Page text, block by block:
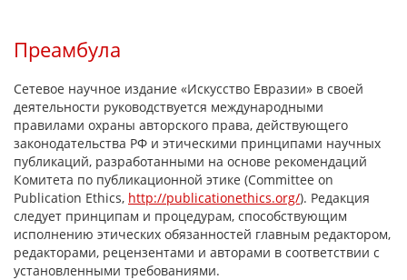
Преамбула
Сетевое научное издание «Искусство Евразии» в своей
деятельности руководствуется международными
правилами охраны авторского права, действующего
законодательства РФ и этическими принципами научных
публикаций, разработанными на основе рекомендаций
Комитета по публикационной этике (Committee on
Publication Ethics, http://publicationethics.org/). Редакция
следует принципам и процедурам, способствующим
исполнению этических обязанностей главным редактором,
редакторами, рецензентами и авторами в соответствии с
установленными требованиями.